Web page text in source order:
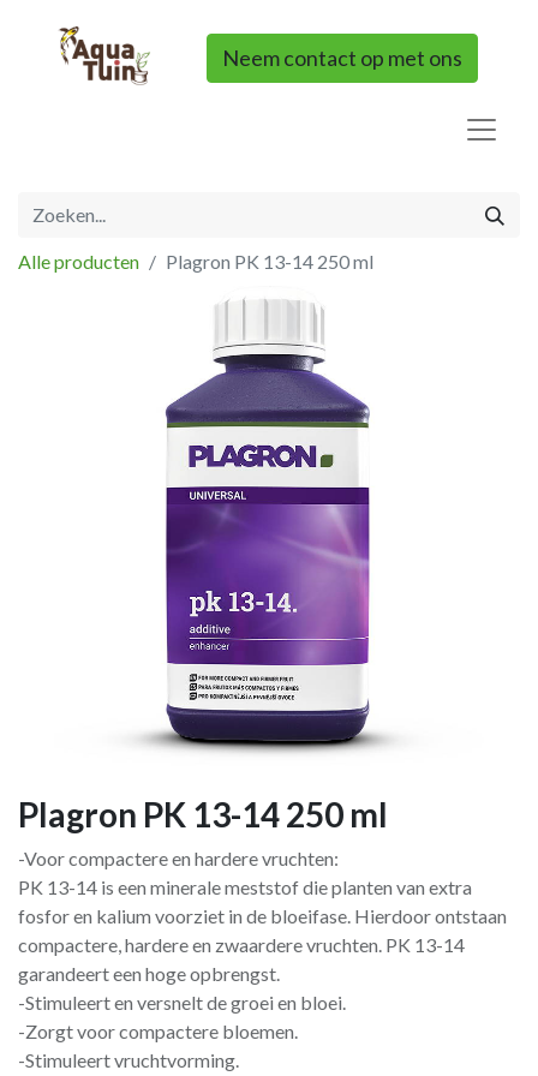
Neem contact op met ons
Alle producten Plagron PK 13-14 250 ml
Plagron PK 13-14 250 ml
-Voor compactere en hardere vruchten:
PK 13-14 is een minerale meststof die planten van extra
fosfor en kalium voorziet in de bloeifase. Hierdoor ontstaan
compactere, hardere en zwaardere vruchten. PK 13-14
garandeert een hoge opbrengst.
-Stimuleert en versnelt de groei en bloei.
-Zorgt voor compactere bloemen.
-Stimuleert vruchtvorming.